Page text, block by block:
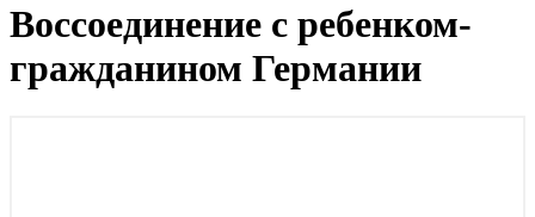
Воссоединение с ребенком-
гражданином Германии